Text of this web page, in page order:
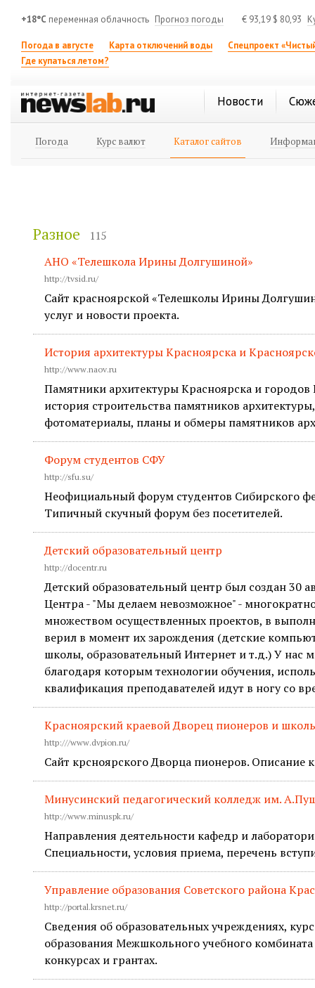
+18°C переменная облачность Прогноз погоды € 93,19 $ 80,93
Погода в августе Карта отключений воды
Спецпроект
Где купаться летом?
Новости
Погода Курс валют Каталог сайтов
Разное 115
АНО «Телешкола Ирины Долгушиной»
http://tvsid.ru/
Сайт красноярской «Телешколы Ирины
услуг и новости проекта.
История архитектуры Красноярска и
http://www.naov.ru
Памятники архитектуры Красноярска и городов
история строительства памятников
фотоматериалы, планы и обмеры памятников
Форум студентов СФУ
http://sfu.su/
Неофициальный форум студентов Сибирского
Типичный скучный форум без посетителей.
Детский образовательный центр
http://docentr.ru
Детский образовательный центр был создан 30
Центра - "Мы делаем невозможное" -
множеством осуществленных проектов, в
верил в момент их зарождения (детские
школы, образовательный Интернет и т.д.) У нас
благодаря которым технологии обучения,
квалификация преподавателей идут в ногу со
Красноярский краевой Дворец пионеров и
http:///www.dvpion.ru/
Сайт крсноярского Дворца пионеров. Описание
Минусинский педагогический колледж им.
http://www.minuspk.ru/
Направления деятельности кафедр и
Специальности, условия приема, перечень
Управление образования Советского района
http://portal.krsnet.ru/
Сведения об образовательных учреждениях,
образования Межшкольного учебного
конкурсах и грантах.